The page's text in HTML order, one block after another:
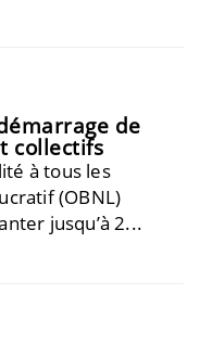
de
collectifs
à tous les
(OBNL)
jusqu’à 2...